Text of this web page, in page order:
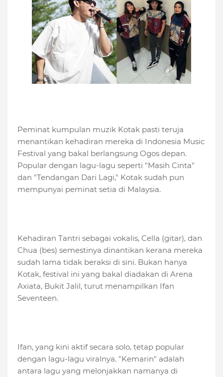
Peminat kumpulan muzik Kotak pasti teruja
menantikan kehadiran mereka di Indonesia Music
Festival yang bakal berlangsung Ogos depan.
Popular dengan lagu-lagu seperti "Masih Cinta"
dan "Tendangan Dari Lagi," Kotak sudah pun
mempunyai peminat setia di Malaysia.
Kehadiran Tantri sebagai vokalis, Cella (gitar), dan
Chua (bes) semestinya dinantikan kerana mereka
sudah lama tidak beraksi di sini. Bukan hanya
Kotak, festival ini yang bakal diadakan di Arena
Axiata, Bukit Jalil, turut menampilkan Ifan
Seventeen.
Ifan, yang kini aktif secara solo, tetap popular
dengan lagu-lagu viralnya. "Kemarin" adalah
antara lagu yang melonjakkan namanya di